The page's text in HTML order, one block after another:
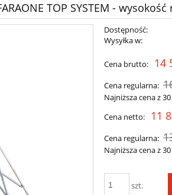
TOP SYSTEM -
Dostępność:
Wysyłka w:
Cena brutto: 14
Cena regularna:
Najniższa cena z
Cena netto: 11
Cena regularna:
Najniższa cena z
szt.